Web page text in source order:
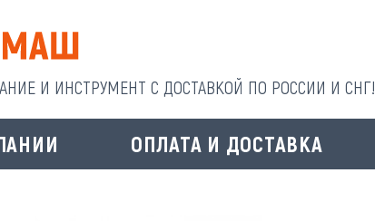
И ИНСТРУМЕНТ С ДОСТАВКОЙ ПО РОССИИ И СНГ!
ОПЛАТА И ДОСТАВКА